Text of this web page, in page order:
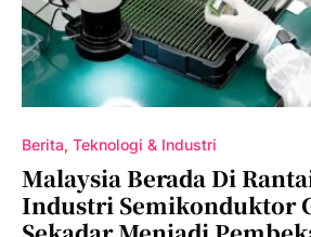
Berita Teknologi & Industri
Malaysia Berada Di
Industri Semikonduktor